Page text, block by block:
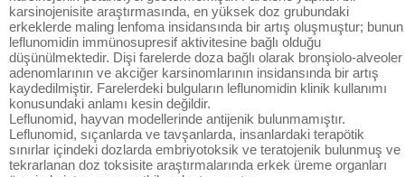
karsinojenisite araştırmasında, en yüksek doz grubundaki
erkeklerde maling lenfoma insidansında bir artış oluşmuştur; bunun
leflunomidin immünosupresif aktivitesine bağlı olduğu
düşünülmektedir. Dişi farelerde doza bağlı olarak bronşiolo-alveoler
adenomlarının ve akciğer karsinomlarının insidansında bir artış
kaydedilmiştir. Farelerdeki bulguların leflunomidin klinik kullanımı
konusundaki anlamı kesin değildir.
Leflunomid, hayvan modellerinde antijenik bulunmamıştır.
Leflunomid, sıçanlarda ve tavşanlarda, insanlardaki terapötik
sınırlar içindeki dozlarda embriyotoksik ve teratojenik bulunmuş ve
tekrarlanan doz toksisite araştırmalarında erkek üreme organları